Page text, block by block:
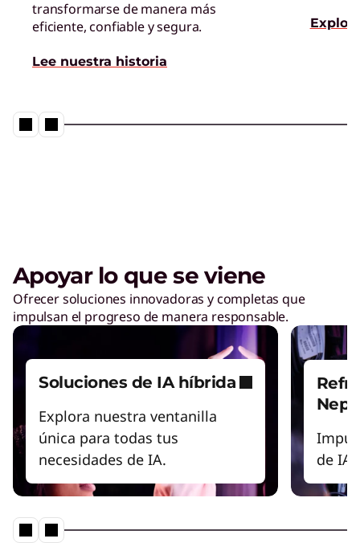
transformarse de manera más
eficiente, confiable y segura.
Lee nuestra historia
Apoyar lo que se viene
Ofrecer soluciones innovadoras y completas que
impulsan el progreso de manera responsable.
Soluciones de IA híbrida
Explora nuestra ventanilla
única para todas tus
necesidades de IA.
de IA